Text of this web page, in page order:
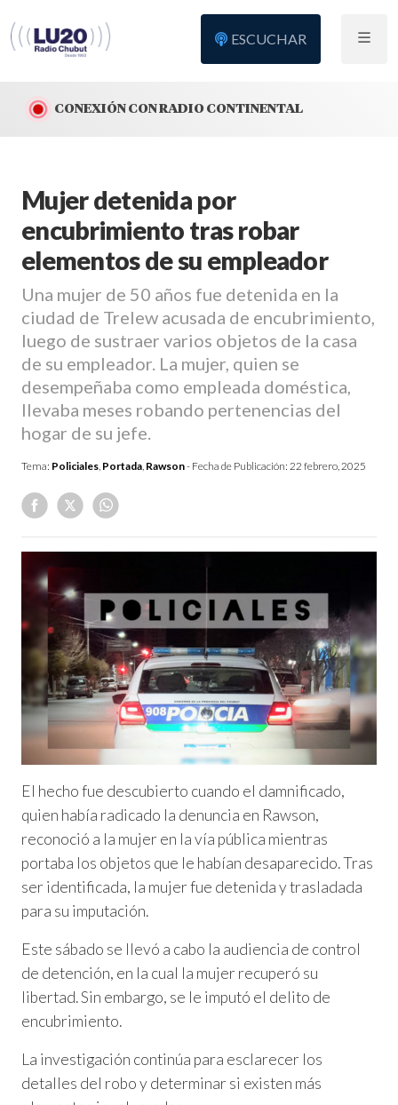
ESCUCHAR
CONEXIÓN CON RADIO CONTINENTAL
Mujer detenida por
encubrimiento tras robar
elementos de su empleador
Una mujer de 50 años fue detenida en la
ciudad de Trelew acusada de encubrimiento,
luego de sustraer varios objetos de la casa
de su empleador. La mujer, quien se
desempeñaba como empleada doméstica,
llevaba meses robando pertenencias del
hogar de su jefe.
Tema: Policiales, Portada, Rawson- Fecha de Publicación: 22 febrero, 2025
El hecho fue descubierto cuando el damnificado,
quien había radicado la denuncia en Rawson,
reconoció a la mujer en la vía pública mientras
portaba los objetos que le habían desaparecido. Tras
ser identificada, la mujer fue detenida y trasladada
para su imputación.
Este sábado se llevó a cabo la audiencia de control
de detención, en la cual la mujer recuperó su
libertad. Sin embargo, se le imputó el delito de
encubrimiento.
La investigación continúa para esclarecer los
detalles del robo y determinar si existen más